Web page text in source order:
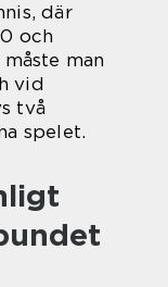
där
och
man
vid
två
spelet.